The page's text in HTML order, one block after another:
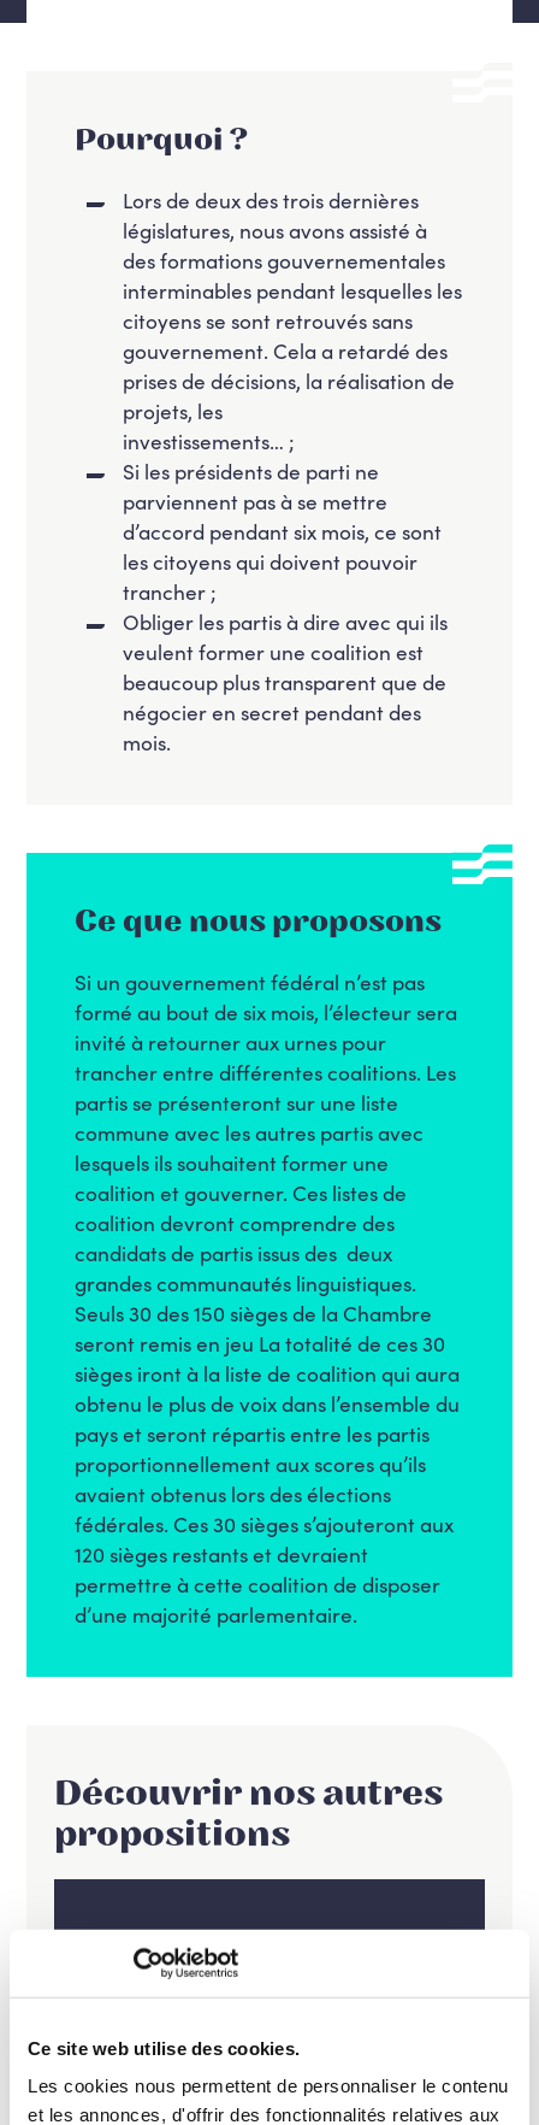
Ce site web utilise des cookies.
Les cookies nous permettent de personnaliser le contenu
et les annonces, d'offrir des fonctionnalités relatives aux
Pourquoi ?
Lors de deux des trois dernières
législatures, nous avons assisté à
des formations gouvernementales
interminables pendant lesquelles les
citoyens se sont retrouvés sans
gouvernement. Cela a retardé des
prises de décisions, la réalisation de
projets, les
investissements… ;
Si les présidents de parti ne
parviennent pas à se mettre
d’accord pendant six mois, ce sont
les citoyens qui doivent pouvoir
trancher ;
Obliger les partis à dire avec qui ils
veulent former une coalition est
beaucoup plus transparent que de
négocier en secret pendant des
mois.
Ce que nous proposons
Si un gouvernement fédéral n’est pas
formé au bout de six mois, l’électeur sera
invité à retourner aux urnes pour
trancher entre différentes coalitions. Les
partis se présenteront sur une liste
commune avec les autres partis avec
lesquels ils souhaitent former une
coalition et gouverner. Ces listes de
coalition devront comprendre des
candidats de partis issus des deux
grandes communautés linguistiques.
Seuls 30 des 150 sièges de la Chambre
seront remis en jeu La totalité de ces 30
sièges iront à la liste de coalition qui aura
obtenu le plus de voix dans l’ensemble du
pays et seront répartis entre les partis
proportionnellement aux scores qu’ils
avaient obtenus lors des élections
fédérales. Ces 30 sièges s’ajouteront aux
120 sièges restants et devraient
permettre à cette coalition de disposer
d’une majorité parlementaire.
Découvrir nos autres
propositions
multilatéralisme au cœur de
la diplomatie belge et
mondiale